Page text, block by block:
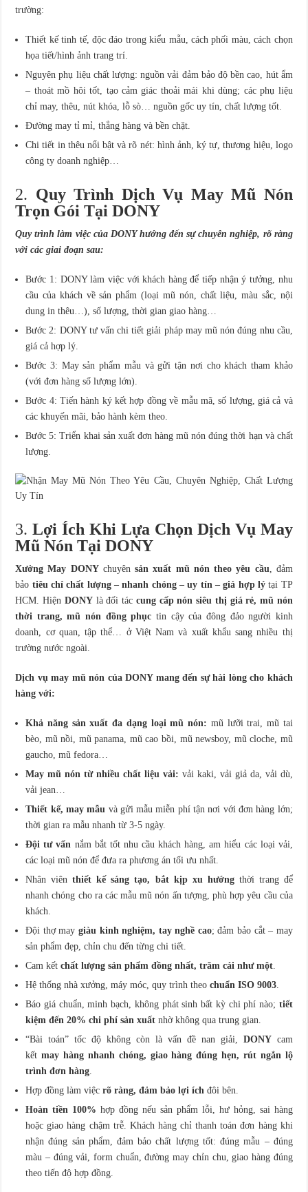
trường:
Thiết kế tinh tế, độc đáo trong kiểu mẫu, cách phối màu, cách chọn
họa tiết/hình ảnh trang trí.
Nguyên phụ liệu chất lượng: nguồn vải đảm bảo độ bền cao, hút ẩm
– thoát mồ hôi tốt, tạo cảm giác thoải mái khi dùng; các phụ liệu
chỉ may, thêu, nút khóa, lỗ sò… nguồn gốc uy tín, chất lượng tốt.
Đường may tỉ mỉ, thẳng hàng và bền chặt.
Chi tiết in thêu nổi bật và rõ nét: hình ảnh, ký tự, thương hiệu, logo
công ty doanh nghiệp…
2. Quy Trình Dịch Vụ May Mũ Nón
Trọn Gói Tại DONY
Quy trình làm việc của DONY hướng đến sự chuyên nghiệp, rõ ràng
với các giai đoạn sau:
Bước 1: DONY làm việc với khách hàng để tiếp nhận ý tưởng, nhu
cầu của khách về sản phẩm (loại mũ nón, chất liệu, màu sắc, nội
dung in thêu…), số lượng, thời gian giao hàng…
Bước 2: DONY tư vấn chi tiết giải pháp may mũ nón đúng nhu cầu,
giá cả hợp lý.
Bước 3: May sản phẩm mẫu và gửi tận nơi cho khách tham khảo
(với đơn hàng số lượng lớn).
Bước 4: Tiến hành ký kết hợp đồng về mẫu mã, số lượng, giá cả và
các khuyến mãi, bảo hành kèm theo.
Bước 5: Triển khai sản xuất đơn hàng mũ nón đúng thời hạn và chất
lượng.
3.Lợi Ích Khi Lựa Chọn Dịch Vụ May
Mũ Nón Tại DONY
Xưởng May DONYchuyênsản xuất mũ nón theo yêu cầu , đảm
bảo tiêu chí chất lượng – nhanh chóng – uy tín – giá hợp lý tại TP
HCM. Hiện DONYlà đối tác cung cấp nón siêu thị giá rẻ, mũ nón
thời trang, mũ nón đồng phục tin cậy của đông đảo người kinh
doanh, cơ quan, tập thể… ở Việt Nam và xuất khẩu sang nhiều thị
trường nước ngoài.
Dịch vụ may mũ nón của DONY mang đến sự hài lòng cho khách
hàng với:
Khả năng sản xuất đa dạng loại mũ nón: mũ lưỡi trai, mũ tai
bèo, mũ nồi, mũ panama, mũ cao bồi, mũ newsboy, mũ cloche, mũ
gaucho, mũ fedora…
May mũ nón từ nhiều chất liệu vải: vải kaki, vải giả da, vải dù,
vải jean…
Thiết kế, may mẫu và gửi mẫu miễn phí tận nơi với đơn hàng lớn;
thời gian ra mẫu nhanh từ 3-5 ngày.
Đội tư vấn nắm bắt tốt nhu cầu khách hàng, am hiểu các loại vải,
các loại mũ nón để đưa ra phương án tối ưu nhất.
Nhân viênthiết kế sáng tạo, bắt kịp xu hướngthời trang để
nhanh chóng cho ra các mẫu mũ nón ấn tượng, phù hợp yêu cầu của
khách.
Đội thợ may giàu kinh nghiệm, tay nghề cao; đảm bảo cắt – may
sản phẩm đẹp, chỉn chu đến từng chi tiết.
Cam kếtchất lượng sản phẩm đồng nhất, trăm cái như một
Hệ thống nhà xưởng, máy móc, quy trình theochuẩn ISO 9003
Báo giá chuẩn, minh bạch, không phát sinh bất kỳ chi phí nào; tiết
kiệm đến 20% chi phí sản xuất nhờ không qua trung gian.
“Bài toán” tốc độ không còn là vấn đề nan giải, DONYcam
kếtmay hàng nhanh chóng, giao hàng đúng hẹn, rút ngắn lộ
trình đơn hàng
Hợp đồng làm việcrõ ràng, đảm bảo lợi ích đôi bên.
Hoàn tiền 100% hợp đồng nếu sản phẩm lỗi, hư hỏng, sai hàng
hoặc giao hàng chậm trễ. Khách hàng chỉ thanh toán đơn hàng khi
nhận đúng sản phẩm, đảm bảo chất lượng tốt: đúng mẫu – đúng
màu – đúng vải, form chuẩn, đường may chỉn chu, giao hàng đúng
theo tiến độ hợp đồng.